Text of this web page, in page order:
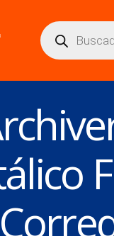
Búsqueda
de
productos